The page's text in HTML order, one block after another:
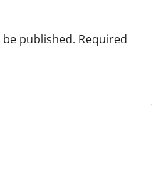
published. Required